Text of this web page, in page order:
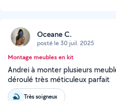
Oceane C.
posté le 30 juil. 2025
Montage meubles en kit
Andrei à monter plusieurs
déroulé très méticuleux parfait
Très soigneux